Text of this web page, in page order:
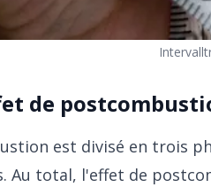
de
est divisé en trois
Au total, l'effet de